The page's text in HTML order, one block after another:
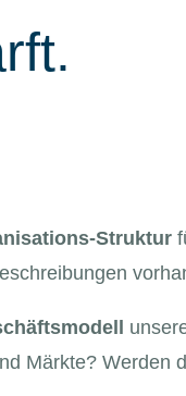
Struktur
Märkte? Werden